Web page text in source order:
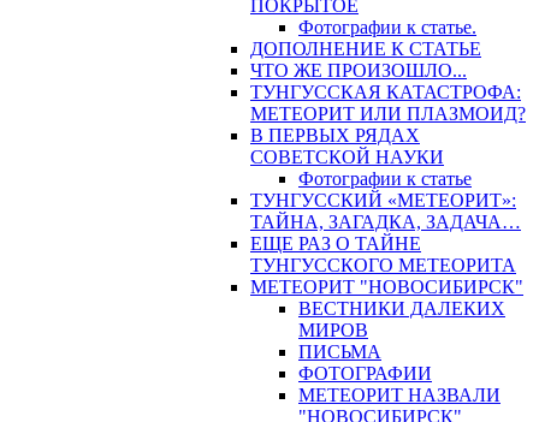
ПОКРЫТОЕ
Фотографии к статье.
ДОПОЛНЕНИЕ К СТАТЬЕ
ЧТО ЖЕ ПРОИЗОШЛО...
ТУНГУССКАЯ КАТАСТРОФА:
МЕТЕОРИТ ИЛИ ПЛАЗМОИД?
В ПЕРВЫХ РЯДАХ
СОВЕТСКОЙ НАУКИ
Фотографии к статье
ТУНГУССКИЙ «МЕТЕОРИТ»:
ТАЙНА, ЗАГАДКА, ЗАДАЧА…
ЕЩЕ РАЗ О ТАЙНЕ
ТУНГУССКОГО МЕТЕОРИТА
МЕТЕОРИТ "НОВОСИБИРСК"
ВЕСТНИКИ ДАЛЕКИХ
МИРОВ
ПИСЬМА
ФОТОГРАФИИ
МЕТЕОРИТ НАЗВАЛИ
"НОВОСИБИРСК"